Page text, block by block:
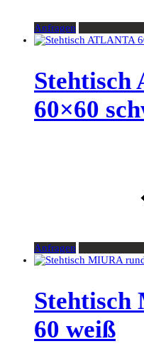
Anfragen
Stehtisch
60×60
Anfragen
60 weiß